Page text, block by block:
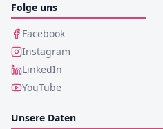
Folge uns
Facebook
Instagram
LinkedIn
YouTube
Unsere Daten